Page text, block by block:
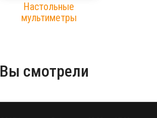
Настольные
мультиметры
Вы смотрели